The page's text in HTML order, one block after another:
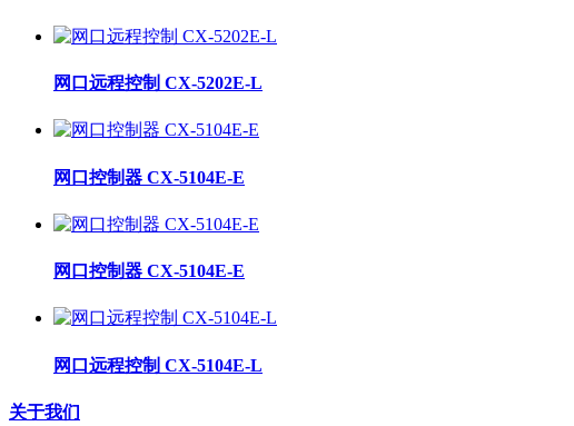
网口远程控制 CX-5202E-L
网口控制器 CX-5104E-E
网口控制器 CX-5104E-E
网口远程控制 CX-5104E-L
关于我们